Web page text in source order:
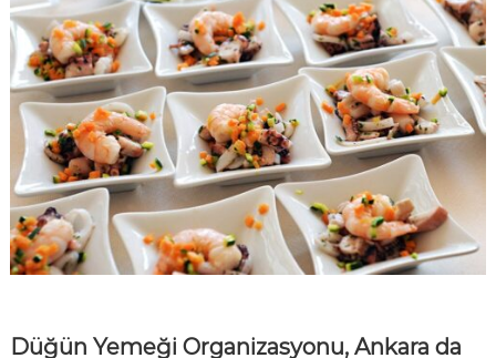
Düğün Yemeği Organizasyonu, Ankara da